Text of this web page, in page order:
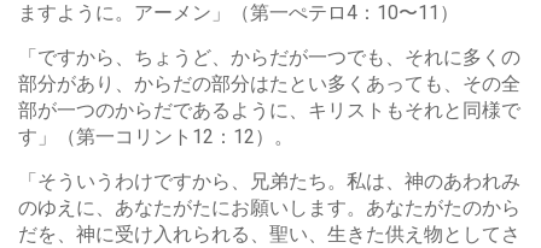
ますように。アーメン」（第一ぺテロ4：10〜11）
「ですから、ちょうど、からだが一つでも、それに多くの
部分があり、からだの部分はたとい多くあっても、その全
部が一つのからだであるように、キリストもそれと同様で
す」（第一コリント12：12）。
「そういうわけですから、兄弟たち。私は、神のあわれみ
のゆえに、あなたがたにお願いします。あなたがたのから
だを、神に受け入れられる、聖い、生きた供え物としてさ